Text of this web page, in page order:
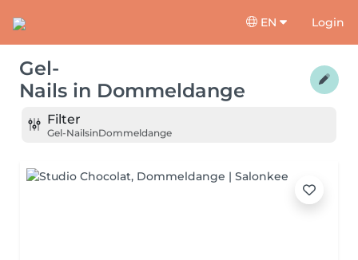
EN Login
Gel-
Nails in Dommeldange
Filter
Gel-NailsinDommeldange